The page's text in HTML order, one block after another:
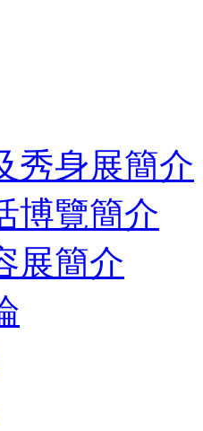
秀身展簡介
博覽簡介
展簡介